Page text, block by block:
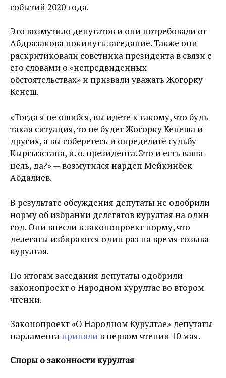
событий 2020 года.
Это возмутило депутатов и они потребовали от
Абдразакова покинуть заседание. Также они
раскритиковали советника президента в связи с
его словами о «непредвиденных
обстоятельствах» и призвали уважать Жогорку
Кенеш.
«Тогда я не ошибся, вы идете к такому, что будь
такая ситуация, то не будет Жогорку Кенеша и
других, а вы соберетесь и определите судьбу
Кыргызстана, и. о. президента. Это и есть ваша
цель, да?» — возмутился нардеп Мейкинбек
Абдалиев.
В результате обсуждения депутаты не одобрили
норму об избрании делегатов курултая на один
год. Они внесли в законопроект норму, что
делегаты избираются один раз на время созыва
курултая.
По итогам заседания депутаты одобрили
законопроект о Народном курултае во втором
чтении.
Законопроект«О Народном Курултае» депутаты
парламента приняли в первом чтении 10 мая.
Споры о законности курултая